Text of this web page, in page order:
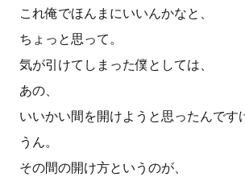
これ俺でほんまにいいんかなと、
ちょっと思って。
気が引けてしまった僕としては、
あの、
いいかい間を開けようと思ったんです
うん。
その間の開け方というのが、